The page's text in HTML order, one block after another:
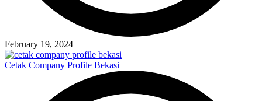
February 19, 2024
Cetak Company Profile Bekasi